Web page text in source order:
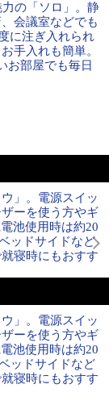
の「ソロ」。静
会議室などでも
に注ぎ入れられ
手入れも簡単。
お部屋でも毎日
」。電源スイッ
ーを使う方やギ
池使用時は約20
ッドサイドなど
寝時にもおすす
」。電源スイッ
ーを使う方やギ
池使用時は約20
ッドサイドなど
寝時にもおすす